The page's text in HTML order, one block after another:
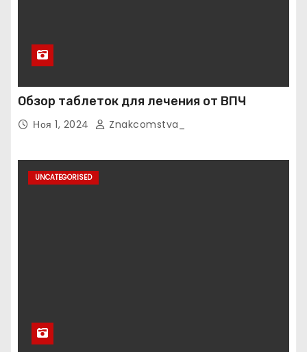
Обзор таблеток для лечения от ВПЧ
Ноя 1, 2024 Znakcomstva_
UNCATEGORISED